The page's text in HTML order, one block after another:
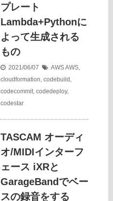
プレート
Lambda+Pythonに
よって生成される
もの
2021/06/07 AWSAWS,
cloudformation, codebuild ,
codecommit, codedeploy,
codestar
TASCAM オーディ
オ/MIDIインターフ
ェース iXRと
GarageBandでベー
スの録音をする